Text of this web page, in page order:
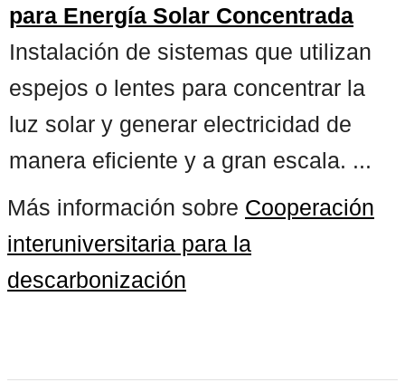
para Energía Solar Concentrada
Instalación de sistemas que utilizan
espejos o lentes para concentrar la
luz solar y generar electricidad de
manera eficiente y a gran escala. ...
Más información sobre Cooperación
interuniversitaria para la
descarbonización